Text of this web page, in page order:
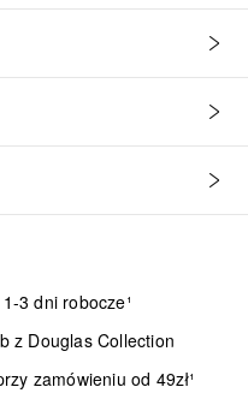
3 dni robocze¹
z Douglas Collection
zamówieniu od 49zł¹